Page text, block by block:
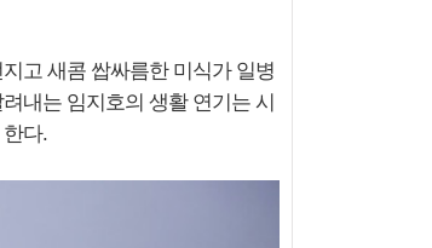
고 새콤 쌉싸름한 미식가 일병
내는 임지호의 생활 연기는 시
다.